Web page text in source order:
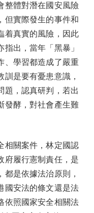
體對潛在國安風險
但實際發生的事件和
着真實的風險，因此
出，當年「黑暴」
、學習都造成了嚴重
是要有憂患意識，
題，認真研判，若出
發酵，對社會產生難
關案件，林定國認
府履行憲制責任，是
是依據法治原則，
國安法的條文還是法
依照國家安全相關法